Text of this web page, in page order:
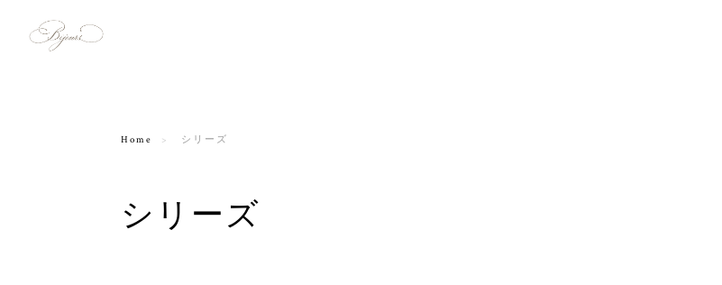
Home シリーズ
シリーズ